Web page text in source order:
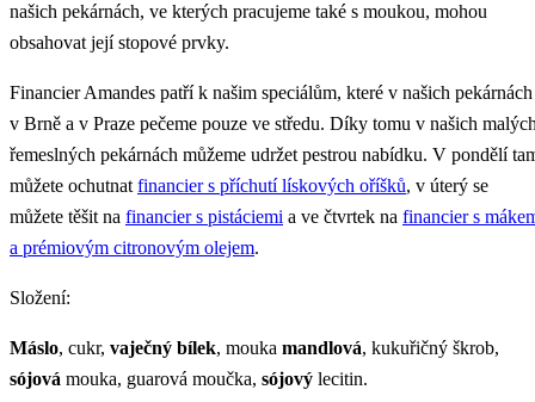
našich pekárnách, ve kterých pracujeme také s moukou, mohou
obsahovat její stopové prvky.
Financier Amandes patří k našim speciálům, které v našich pekárnách
v Brně a v Praze pečeme pouze ve středu. Díky tomu v našich
řemeslných pekárnách můžeme udržet pestrou nabídku. V pondělí
můžete ochutnat financier s příchutí lískových oříšků, v úterý se
můžete těšit na financier s pistáciemi a ve čtvrtek na financier s
a prémiovým citronovým olejem.
Složení:
Máslo, cukr, vaječný bílek, mouka mandlová, kukuřičný škrob,
sójová mouka, guarová moučka, sójový lecitin.